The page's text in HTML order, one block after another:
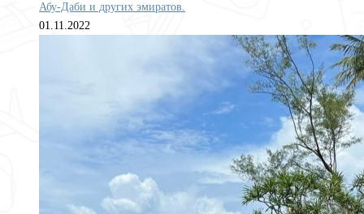
Абу-Даби и других эмиратов.
01.11.2022